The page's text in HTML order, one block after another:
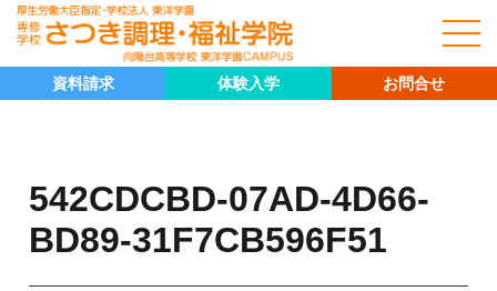
資料請求 体験入学 お問合せ
542CDCBD-07AD-4D66-
BD89-31F7CB596F51